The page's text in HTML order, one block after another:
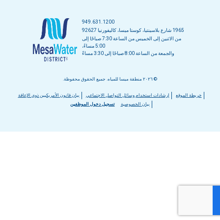
949.631.1200
1965 شارع بلاسينتيا، كوستا ميسا، كاليفورنيا 92627
من الاثنين إلى الخميس من الساعة 7:30 صباحًا إلى
5:00 مساءً،
والجمعة من الساعة 8:00 صباحًا إلى 3:30 مساءً
قائمة
خريطة الموقع إرشادات استخدام وسائل التواصل الاجتماعي
بيان قانون الأمريكيين ذوي الإعاقة
بيان الخصوصية
تسجيل دخول الموظفين